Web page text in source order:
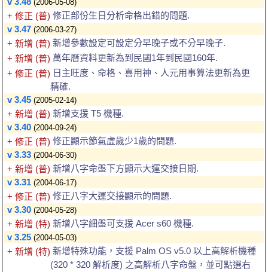
(2006-05-08)
+ 修正 (普) 修正部份生日分析命格出錯的問題.
v 3.47 (2006-03-27)
+ 新增 (普) 新增參數設定可設定分早晚子或不分早晚子.
+ 新增 (普) 萬年曆資料更新為到民國1年到民國160年.
+ 修正 (普) 日主旺度、命格、喜用神、人元用事算法更新為更
精確.
v 3.45 (2005-02-14)
+ 新增 (普) 新增支援 T5 機種.
v 3.40 (2004-09-24)
+ 修正 (普) 修正顯示節氣虛歲少1歲的問題.
v 3.33 (2004-06-30)
+ 新增 (普) 新增八字命盤下方顯示大運交接日期.
v 3.31 (2004-06-17)
+ 修正 (普) 修正八字大運交接顯示的問題.
v 3.30 (2004-05-28)
+ 新增 (特) 新增八字細盤可支援 Acer s60 機種.
v 3.25 (2004-05-03)
+ 新增 (特) 新增特殊功能，支援 Palm OS v5.0 以上高解析機種
(320 * 320 解析度) 之高解析八字命盤，並可點選右